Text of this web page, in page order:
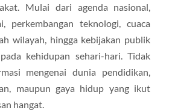
Mulai dari agenda nasional,
perkembangan teknologi, cuaca
wilayah, hingga kebijakan publik
kehidupan sehari-hari. Tidak
mengenai dunia pendidikan,
maupun gaya hidup yang ikut
hangat.